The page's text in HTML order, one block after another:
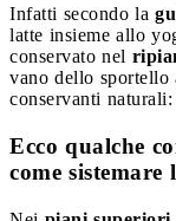
Infatti secondo la
latte insieme allo
conservato nel
vano dello sportello
conservanti
Ecco qualche
come sistemare